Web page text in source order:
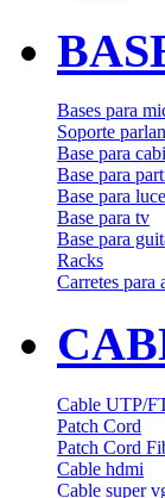
Bases para
Soporte
Base para
Base para
Base para
Base para tv
Base para
Racks
Carretes para
Cable UTP/
Patch Cord
Patch Cord
Cable hdmi
Cable super